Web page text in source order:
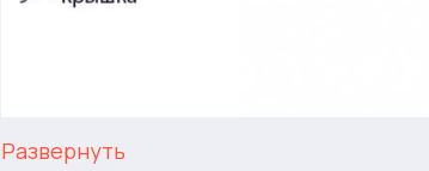
Развернуть